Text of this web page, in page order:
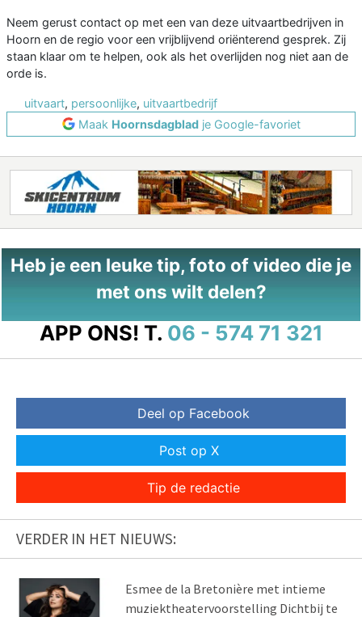
Neem gerust contact op met een van deze uitvaartbedrijven in
Hoorn en de regio voor een vrijblijvend oriënterend gesprek. Zij
staan klaar om te helpen, ook als het overlijden nog niet aan de
orde is.
uitvaart, persoonlijke, uitvaartbedrijf
Maak Hoornsdagbladje Google-favoriet
Heb je een leuke tip, foto of video die je
met ons wilt delen?
APP ONS! T. 06 - 574 71 321
Deel op Facebook
Post op X
Tip de redactie
VERDER IN HET NIEUWS:
Esmee de la Bretonière met intieme
muziektheatervoorstelling Dichtbij te